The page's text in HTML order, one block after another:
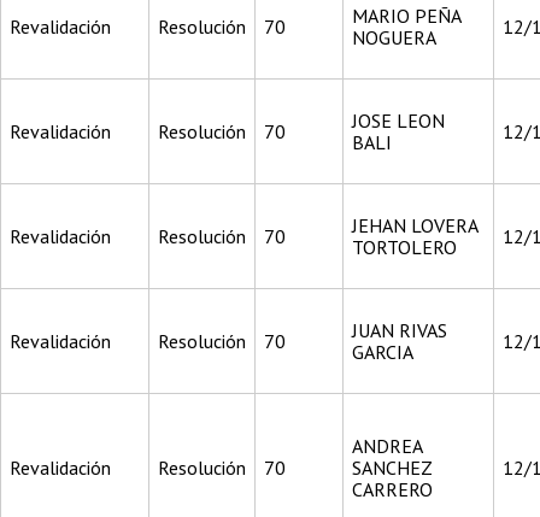
Revalidación Resolución 70
MARIO PEÑA
NOGUERA
12/
Revalidación Resolución 70
JOSE LEON
BALI
12/
Revalidación Resolución 70
JEHAN LOVERA
TORTOLERO
12/
Revalidación Resolución 70
JUAN RIVAS
GARCIA
12/
Revalidación Resolución 70
ANDREA
SANCHEZ
CARRERO
12/